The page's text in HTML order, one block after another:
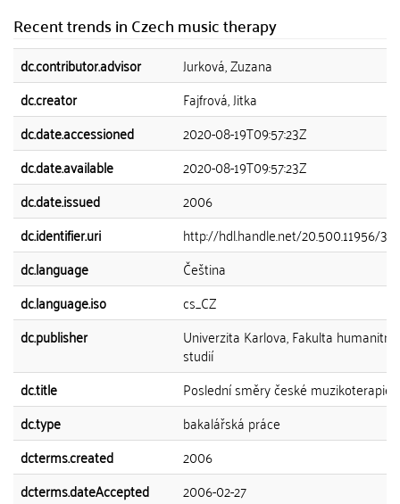
Recent trends in Czech music therapy
dc.contributor.advisor
Jurková, Zuzana
dc.creator
Fajfrová, Jitka
dc.date.accessioned
2020-08-19T09:57:23Z
dc.date.available
2020-08-19T09:57:23Z
dc.date.issued
2006
dc.identifier.uri
http://hdl.handle.net/20.500.11956/
dc.language
Čeština
dc.language.iso
cs_CZ
dc.publisher
Univerzita Karlova, Fakulta
studií
dc.title
Poslední směry české muzikoterapie
dc.type
bakalářská práce
dcterms.created
2006
dcterms.dateAccepted
2006-02-27